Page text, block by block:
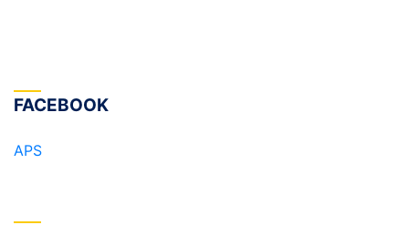
FACEBOOK
APS